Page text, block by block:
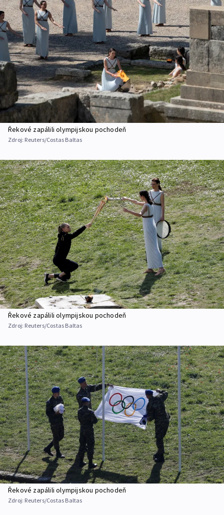
Řekové zapálili olympijskou pochodeň
Zdroj: Reuters/Costas Baltas
Řekové zapálili olympijskou pochodeň
Zdroj: Reuters/Costas Baltas
Řekové zapálili olympijskou pochodeň
Zdroj: Reuters/Costas Baltas